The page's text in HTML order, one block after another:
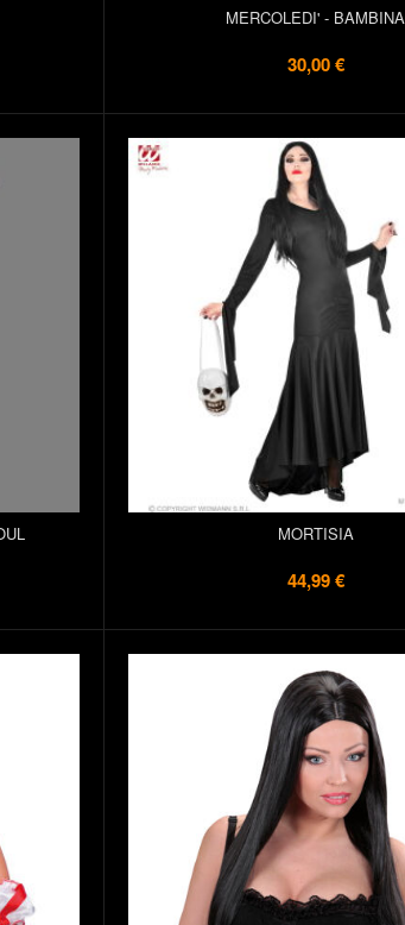
MERCOLEDI' - BAMBINA
30,00 €
MORTISIA
44,99 €